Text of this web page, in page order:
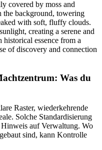
Was du
Raster, wiederkehrende
Solche Standardisierung
auf Verwaltung. Wo
sind, kann Kontrolle